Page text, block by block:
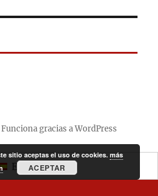
Funciona gracias a WordPress
Español
sitio aceptas el uso de cookies.más
ACEPTAR